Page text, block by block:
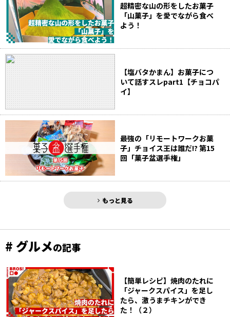
超精密な山の形をしたお菓子
「山菓子」を愛でながら食べ
よう！
【塩バタかまん】お菓子につ
いて話すスレpart1【チョコパ
イ】
最強の「リモートワークお菓
子」チョイス王は誰だ!? 第15
回「菓子盆選手権」
もっと見る
# グルメの記事
【簡単レシピ】焼肉のたれに
「ジャークスパイス」を足し
たら、激うまチキンができ
た！（２）